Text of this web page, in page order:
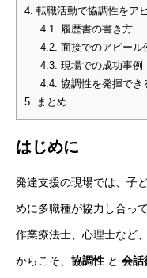
4. 転職活動で協調性をア
4.1. 履歴書の書き方
4.2. 面接でのアピール
4.3. 現場での成功事例
4.4. 協調性を発揮でき
5. まとめ
はじめに
発達支援の現場では、子
めに多職種が協力し合っ
作業療法士、心理士など
からこそ、 協調性 と 会話